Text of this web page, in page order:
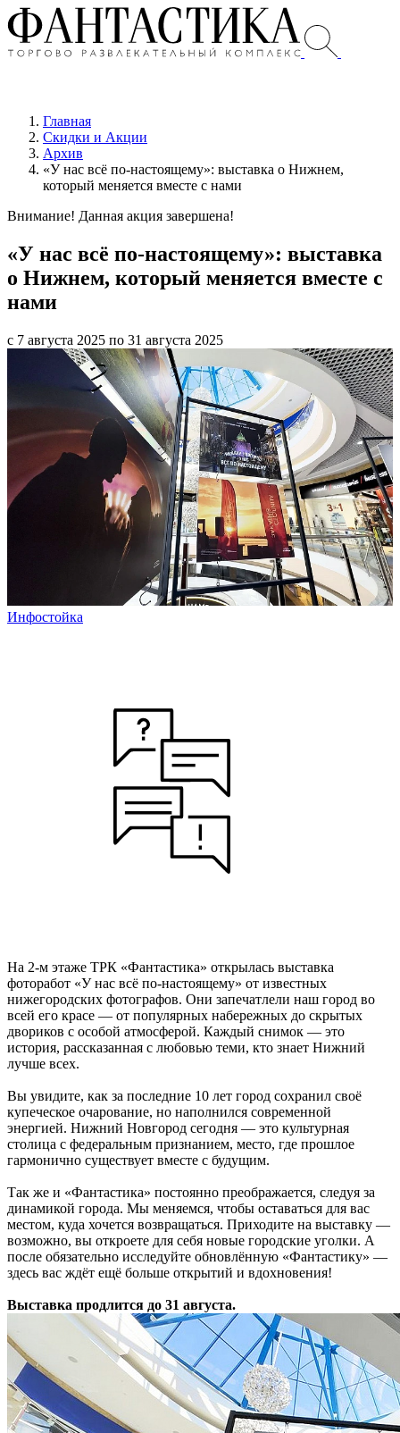
Главная
Скидки и Акции
Архив
«У нас всё по-настоящему»: выставка о Нижнем,
который меняется вместе с нами
Внимание! Данная акция завершена!
«У нас всё по-настоящему»: выставка
о Нижнем, который меняется вместе с
нами
с 7 августа 2025 по 31 августа 2025
Инфостойка
На 2-м этаже ТРК «Фантастика» открылась выставка
фоторабот «У нас всё по-настоящему» от известных
нижегородских фотографов. Они запечатлели наш город во
всей его красе — от популярных набережных до скрытых
двориков с особой атмосферой. Каждый снимок — это
история, рассказанная с любовью теми, кто знает Нижний
лучше всех.
Вы увидите, как за последние 10 лет город сохранил своё
купеческое очарование, но наполнился современной
энергией. Нижний Новгород сегодня — это культурная
столица с федеральным признанием, место, где прошлое
гармонично существует вместе с будущим.
Так же и «Фантастика» постоянно преображается, следуя за
динамикой города. Мы меняемся, чтобы оставаться для вас
местом, куда хочется возвращаться. Приходите на выставку —
возможно, вы откроете для себя новые городские уголки. А
после обязательно исследуйте обновлённую «Фантастику» —
здесь вас ждёт ещё больше открытий и вдохновения!
Выставка продлится до 31 августа.